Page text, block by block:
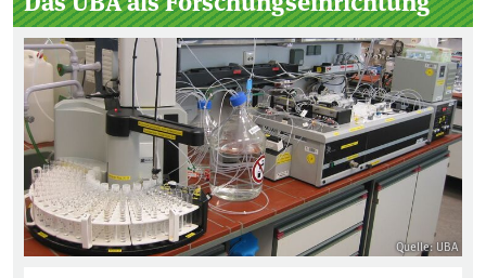
Quelle: UBA